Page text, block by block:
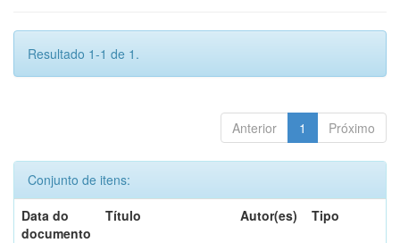
Resultado 1-1 de 1.
Anterior 1 Próximo
Conjunto de itens:
Data do
documento
Título Autor(es) Tipo